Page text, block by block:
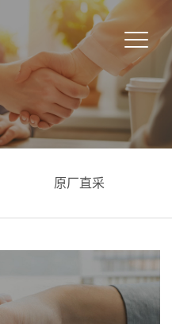
投诉意见